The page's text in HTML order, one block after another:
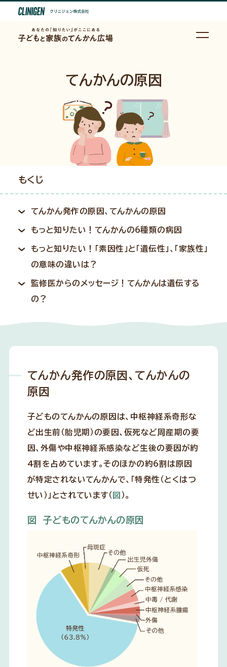
てんかんの原因
もくじ
てんかん発作の原因、てんかんの原因
もっと知りたい！てんかんの6種類の病因
もっと知りたい！「素因性」と「遺伝性」、「家族性」
の意味の違いは？
監修医からのメッセージ！てんかんは遺伝する
の？
てんかん発作の原因、てんかんの
原因
子どものてんかんの原因は、中枢神経系奇形な
ど出生前（胎児期）の要因、仮死など周産期の要
因、外傷や中枢神経系感染など生後の要因が約
4割を占めています。そのほかの約6割は原因
が特定されないてんかんで、「特発性（とくはつ
せい）」とされています（ 図 ）。
図 子どものてんかんの原因